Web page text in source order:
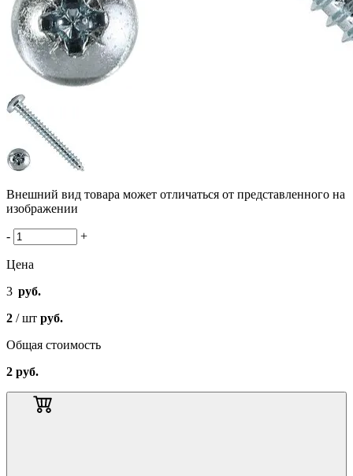
Внешний вид товара может отличаться от представленного на
изображении
- +
Цена
3 руб.
2 / шт руб.
Общая стоимость
2 руб.